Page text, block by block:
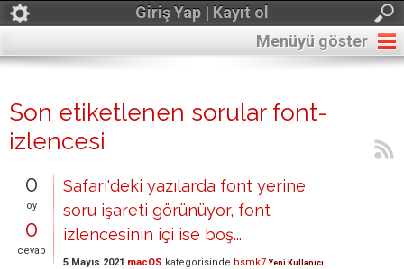
Giriş Yap | Kayıt ol
Menüyü göster
Son etiketlenen sorular font-
izlencesi
0
oy
0
cevap
Safari'deki yazılarda font yerine
soru işareti görünüyor, font
izlencesinin içi ise boş...
5 Mayıs 2021 macOS kategorisinde bsmk7 Yeni Kullanıcı